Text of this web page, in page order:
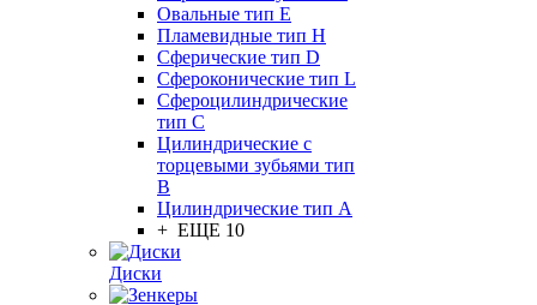
Овальные тип E
Пламевидные тип H
Сферические тип D
Сфероконические тип L
Сфероцилиндрические
тип C
Цилиндрические с
торцевыми зубьями тип
B
Цилиндрические тип А
+ ЕЩЕ 10
Диски